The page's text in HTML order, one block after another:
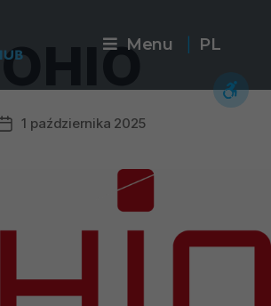
Menu PL
OHIO
1 października 2025